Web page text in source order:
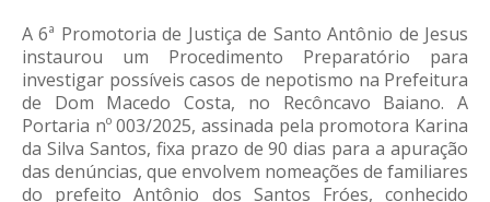
A 6ª Promotoria de Justiça de Santo Antônio de Jesus
instaurou um Procedimento Preparatório para
investigar possíveis casos de nepotismo na Prefeitura
de Dom Macedo Costa, no Recôncavo Baiano. A
Portaria nº 003/2025, assinada pela promotora Karina
da Silva Santos, fixa prazo de 90 dias para a apuração
das denúncias, que envolvem nomeações de familiares
do prefeito Antônio dos Santos Fróes, conhecido